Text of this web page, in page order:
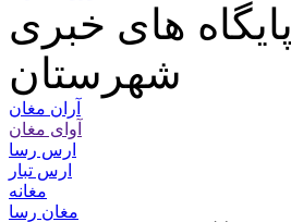
پایگاه های خبری
شهرستان
آران مغان
آوای مغان
ارس رسا
ارس تبار
مغانه
مغان رسا